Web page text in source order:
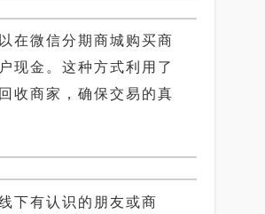
在微信分期商城购买商
现金。这种方式利用了
收商家，确保交易的真
下有认识的朋友或商